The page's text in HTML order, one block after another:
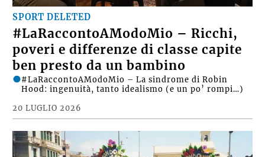
SPORT DELETED
#LaRaccontoAModoMio – Ricchi,
poveri e differenze di classe capite
ben presto da un bambino
20 LUGLIO 2026
#LaRaccontoAModoMio – La sindrome di Robin
Hood: ingenuità, tanto idealismo (e un po’ rompi…)